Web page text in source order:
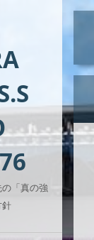
の「真の強
針